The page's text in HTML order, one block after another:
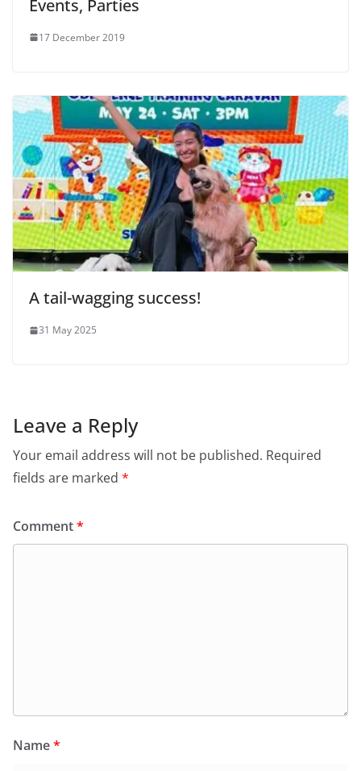
Events, Parties
17 December 2019
A tail-wagging success!
31 May 2025
Leave a Reply
Your email address will not be published. Required
fields are marked *
Comment*
Name*